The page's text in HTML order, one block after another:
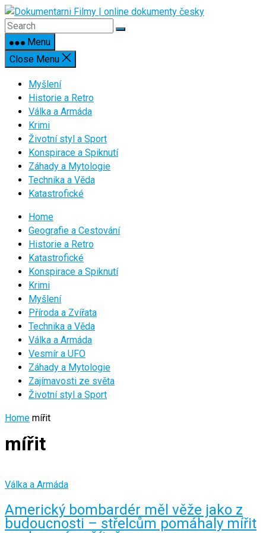
Skip
to
contentMenu
Close Menu
Myšlení
Historie a Retro
Válka a Armáda
Krimi
Životní styl a Sport
Konspirace a Spiknutí
Záhady a Mytologie
Technika a Věda
Katastrofické
Home
Geografie a Cestování
Historie a Retro
Katastrofické
Konspirace a Spiknutí
Krimi
Myšlení
Příroda a Zvířata
Technika a Věda
Válka a Armáda
Vesmír a UFO
Záhady a Mytologie
Zajímavosti ze světa
Životní styl a Sport
Home mířit
mířit
Válka a Armáda
Americký bombardér měl věže jako z
budoucnosti – střelcům pomáhaly mířit